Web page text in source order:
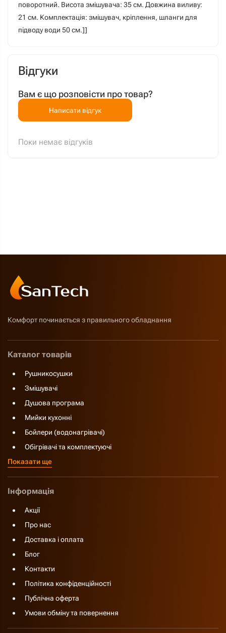
поворотний. Висота змішувача: 35 см. Довжина виливу:
21 см. Комплектація: змішувач, кріплення, шланги для
підводу води 50 см.]]
Відгуки
Вам є що розповісти про товар?
Написати відгук
Поки немає відгуків
Комфорт починається з правильного обладнання
Каталог товарів
Рушникосушки
Змішувачі
Душова програма
Мийки кухонні
Бойлери (водонагрівачі)
Обігрівачі та комплектуючі
Показати ще
Інформація
Акції
Про нас
Доставка і оплата
Блог
Контакти
Політика конфіденційності
Публічна оферта
Умови обміну та повернення